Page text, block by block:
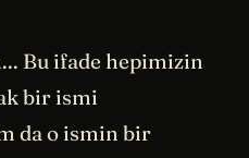
Bu ifade hepimizin
bir ismi
da o ismin bir